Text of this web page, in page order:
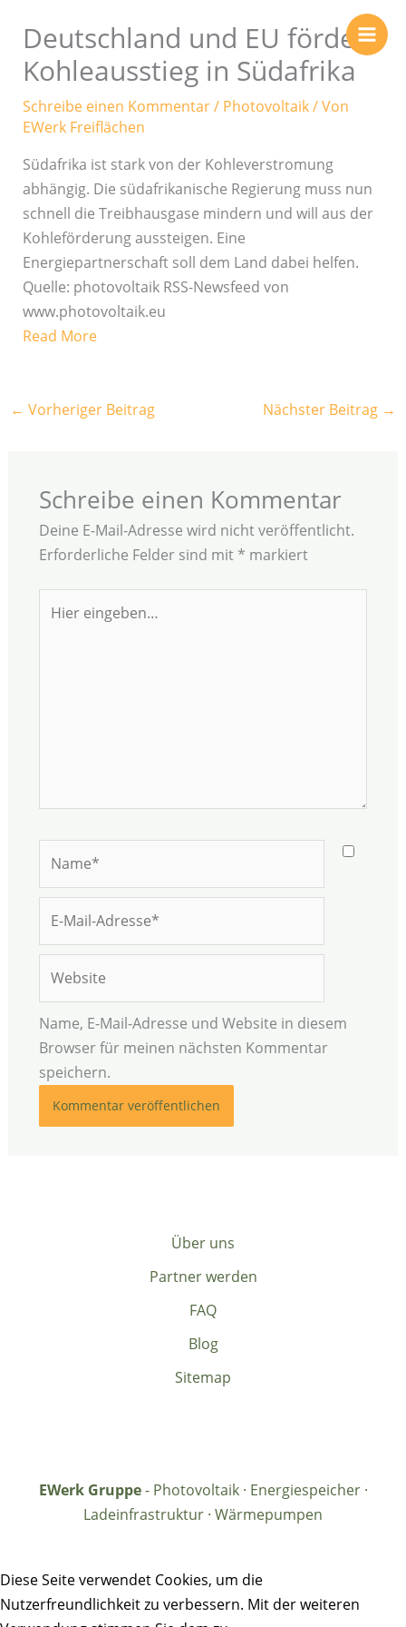
Inhalt
springen
Deutschland und EU fördern
Kohleausstieg in Südafrika
Schreibe einen Kommentar/ Photovoltaik/ Von
EWerk Freiflächen
Südafrika ist stark von der Kohleverstromung
abhängig. Die südafrikanische Regierung muss nun
schnell die Treibhausgase mindern und will aus der
Kohleförderung aussteigen. Eine
Energiepartnerschaft soll dem Land dabei helfen.
Quelle: photovoltaik RSS-Newsfeed von
www.photovoltaik.eu
Read More
← Vorheriger Beitrag Nächster Beitrag →
Schreibe einen Kommentar
Deine E-Mail-Adresse wird nicht veröffentlicht.
Erforderliche Felder sind mit * markiert
eingeben…
Mail-
Adresse*
Name, E-Mail-Adresse und Website in diesem
Browser für meinen nächsten Kommentar
speichern.
Über uns
Partner werden
FAQ
Blog
Sitemap
EWerk Gruppe- Photovoltaik · Energiespeicher ·
Ladeinfrastruktur · Wärmepumpen
Diese Seite verwendet Cookies, um die
Nutzerfreundlichkeit zu verbessern. Mit der weiteren